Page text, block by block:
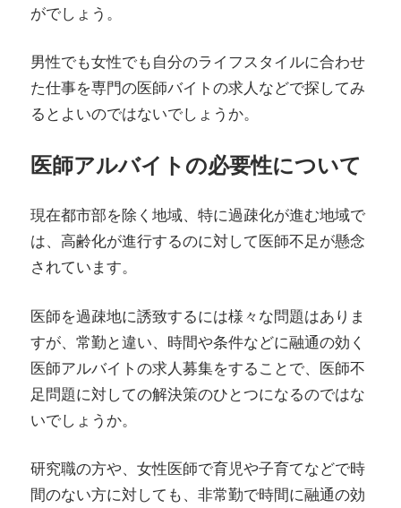
がでしょう。
男性でも女性でも自分のライフスタイルに合わせ
た仕事を専門の医師バイトの求人などで探してみ
るとよいのではないでしょうか。
医師アルバイトの必要性について
現在都市部を除く地域、特に過疎化が進む地域で
は、高齢化が進行するのに対して医師不足が懸念
されています。
医師を過疎地に誘致するには様々な問題はありま
すが、常勤と違い、時間や条件などに融通の効く
医師アルバイトの求人募集をすることで、医師不
足問題に対しての解決策のひとつになるのではな
いでしょうか。
研究職の方や、女性医師で育児や子育てなどで時
間のない方に対しても、非常勤で時間に融通の効